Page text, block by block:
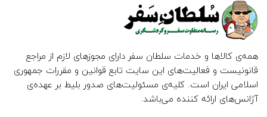
همه‌ی کالاها و خدمات سلطان سفر دارای مجوزهای لازم از مراجع
قانونیست و فعالیت‌های این سایت تابع قوانین و مقررات جمهوری
اسلامی ایران است. کلیه‌ی مسئولیت‌های صدور بلیط بر عهده‌ی
آژانس‌های ارائه کننده می‌باشد.